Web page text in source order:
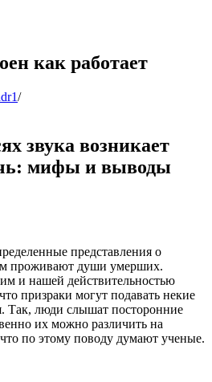
как работает
звука возникает
мифы и выводы
представления о
проживают души умерших.
и нашей действительностью
призраки могут подавать некие
Так, люди слышат посторонние
их можно различить на
по этому поводу думают ученые.